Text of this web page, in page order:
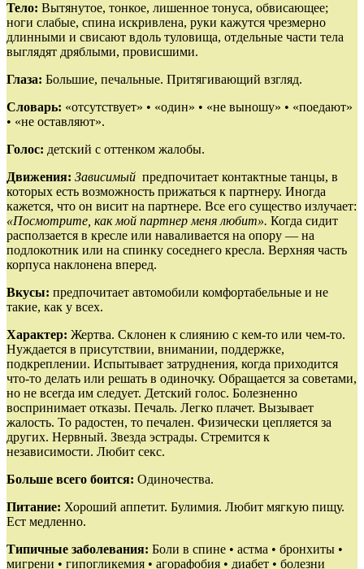
Тело: Вытянутое, тонкое, лишенное тонуса, обвисающее;
ноги слабые, спина искривлена, руки кажутся чрезмерно
длинными и свисают вдоль туловища, отдельные части тела
выглядят дряблыми, провисшими.
Глаза: Большие, печальные. Притягивающий взгляд.
Словарь: «отсутствует» • «один» • «не выношу» • «поедают»
• «не оставляют».
Голос: детский с оттенком жалобы.
Движения: Зависимый предпочитает контактные танцы, в
которых есть возможность прижаться к партнеру. Иногда
кажется, что он висит на партнере. Все его существо излучает:
«Посмотрите, как мой партнер меня любит». Когда сидит
расползается в кресле или наваливается на опору — на
подлокотник или на спинку соседнего кресла. Верхняя часть
корпуса наклонена вперед.
Вкусы: предпочитает автомобили комфортабельные и не
такие, как у всех.
Характер: Жертва. Склонен к слиянию с кем‑то или чем‑то.
Нуждается в присутствии, внимании, поддержке,
подкреплении. Испытывает затруднения, когда приходится
что‑то делать или решать в одиночку. Обращается за советами,
но не всегда им следует. Детский голос. Болезненно
воспринимает отказы. Печаль. Легко плачет. Вызывает
жалость. То радостен, то печален. Физически цепляется за
других. Нервный. Звезда эстрады. Стремится к
независимости. Любит секс.
Больше всего боится: Одиночества.
Питание: Хороший аппетит. Булимия. Любит мягкую пищу.
Ест медленно.
Типичные заболевания: Боли в спине • астма • бронхиты •
мигрени • гипогликемия • агорафобия • диабет • болезни